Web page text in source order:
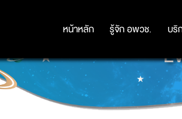
หน้าหลัก รู้จัก อพวช. บริ
หน้าหลัก รู้จัก อพวช. บริ